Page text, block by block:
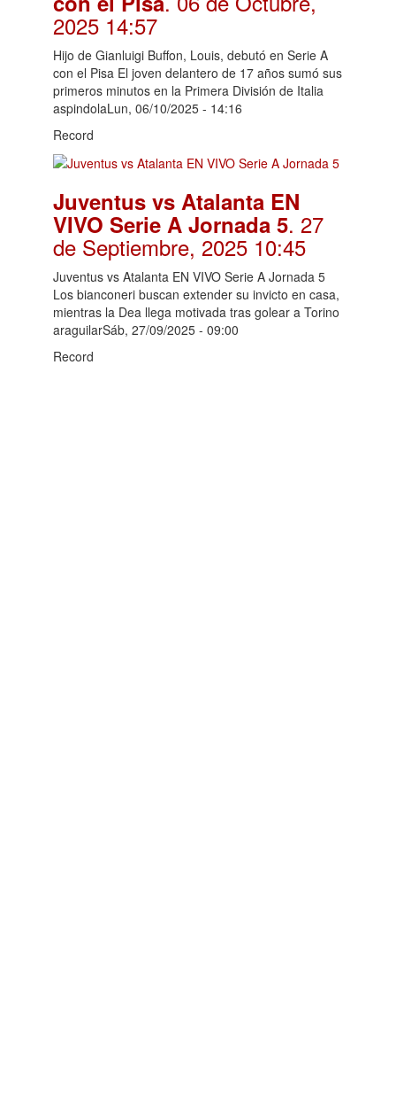
2025 14:57
Hijo de Gianluigi Buffon, Louis, debutó en Serie A
con el Pisa El joven delantero de 17 años sumó sus
primeros minutos en la Primera División de Italia
aspindolaLun, 06/10/2025 - 14:16
Record
Juventus vs Atalanta EN
VIVO Serie A Jornada 5. 27
de Septiembre, 2025 10:45
Juventus vs Atalanta EN VIVO Serie A Jornada 5
Los bianconeri buscan extender su invicto en casa,
mientras la Dea llega motivada tras golear a Torino
araguilarSáb, 27/09/2025 - 09:00
Record